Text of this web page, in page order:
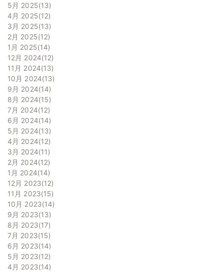
5月 2025 13
4月 2025 12
3月 2025 13
2月 2025 12
1月 2025 14
12月 2024 12
11月 2024 13
10月 2024 13
9月 2024 14
8月 2024 15
7月 2024 12
6月 2024 14
5月 2024 13
4月 2024 12
3月 2024 11
2月 2024 12
1月 2024 14
12月 2023 12
11月 2023 15
10月 2023 14
9月 2023 13
8月 2023 17
7月 2023 15
6月 2023 14
5月 2023 12
4月 2023 14